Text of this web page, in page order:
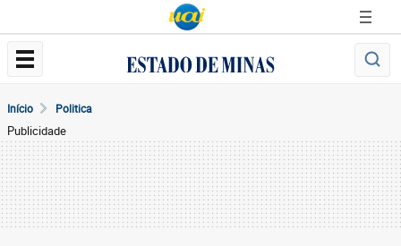
Início Politica
Publicidade